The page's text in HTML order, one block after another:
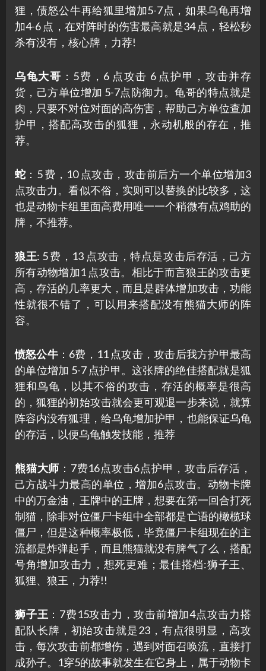
狸，债怒公牛再给狐里增加5-7点，如果乌龟再增
加4-6 点，在对阵时的伤害最高就是34 点，轻松秒
杀有没有，核心牌，力荐!
乌龟大哥 ：5费，6 点攻击 6 点护甲，攻击并存
货，己方单位增加 5-7点防御力。龟哥的特点就是
肉，只要不对位对面的高伤害，帮助己方单位查加
护甲，搭配高攻击的狐狸，永动机般的存在，推
荐。
蛇 ：5 费，10 点攻击，攻击前后方一个单位增加3
点攻击力。看似不俗，实则可以替换的比较多，这
也是动物卡组里面高费用唯一一个稍微有点鸡助的
牌，不推荐。
狼王: 5 费，13 点攻击，特点是攻击后存活，己方
所有动物增加1 点攻击。相比于而言狼王的攻击更
高，存活的几率更大，而且是群体增加攻击，功能
性就很不错了，可以用来搭配没有熊猫大师的阵
容。
愤怒公牛：6费，11 点攻击，攻击后我方护甲最高
的单位增加 5-7 点护甲。这张牌的绝佳搭配就是狐
狸和鸟龟，以其不俗的攻击，存活的概率是很高
的，狐狸的初始攻击就会更可观退一步来说，就算
阵容内没有狐理，给乌龟增加护甲，也能保证乌龟
的存活，以便乌龟触发技能，推荐
熊猫大师 ：7费16点攻击6点护甲，攻击后存活，
己方战斗力最高的单位，增加6点攻击。动物卡牌
中的万金油，王牌中的王牌，想要在第一回合打死
制猫，除非对位僵尸卡组中全部都是亡语的橄榄球
僵尸，但是这种概率极低，毕竟僵尸卡组现在的主
流都是炸弹起手，而且熊猫就没有脾气了么，搭配
号角增加攻击力，想死更难；最佳搭档:狮子王、
狐狸、狼王，力荐!!
狮子王 ：7费15攻击力，攻击前增加4点攻击力搭
配队长牌，初始攻击就是23，有点很明显，高攻
击，每次攻击前都增伤，遇到对面召唤流，直接打
成孙子。1穿5的故事就发生在它身上，属于动物卡